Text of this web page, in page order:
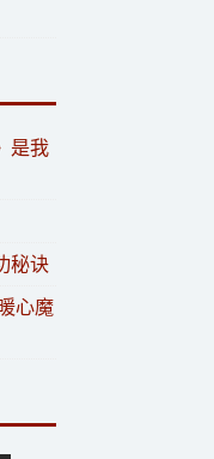
是我
秘诀
心魔